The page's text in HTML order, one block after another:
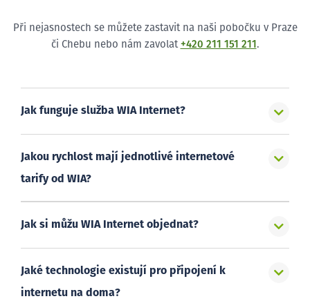
Při nejasnostech se můžete zastavit na naši pobočku v Praze
či Chebu nebo nám zavolat +420 211 151 211 .
Jak funguje služba WIA Internet?
Jakou rychlost mají jednotlivé internetové
tarify od WIA?
Jak si můžu WIA Internet objednat?
Jaké technologie existují pro připojení k
internetu na doma?